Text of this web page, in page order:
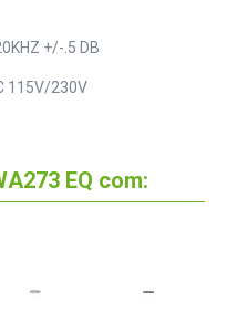
+/-.5 DB
115V/230V
EQ com: